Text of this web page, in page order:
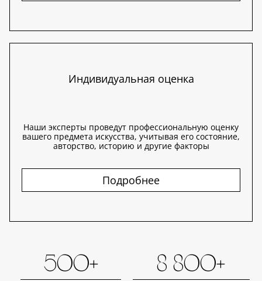
Индивидуальная оценка
Наши эксперты проведут профессиональную оценку
вашего предмета искусства, учитывая его состояние,
авторство, историю и другие факторы
Подробнее
500+ 8 800+